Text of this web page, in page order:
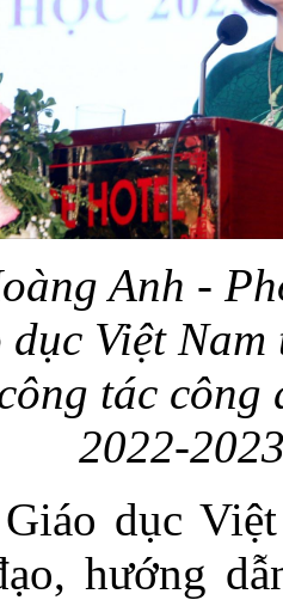
Anh -
Việt
tác công
2022-
dục
hướng